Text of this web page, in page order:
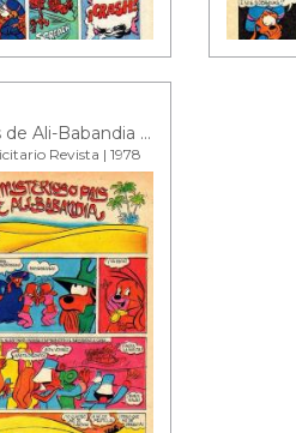
El misterioso país de Ali-Babandia ep. 20
Revista | 1978